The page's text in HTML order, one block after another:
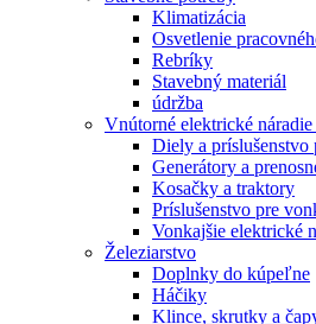
Klimatizácia
Osvetlenie
Rebríky
Stavebný materiál
údržba
Vnútorné elektrické
Diely a príslušenstvo
Generátory a
Kosačky a traktory
Príslušenstvo pre
Vonkajšie elektrické
Železiarstvo
Doplnky do kúpeľne
Háčiky
Klince, skrutky a